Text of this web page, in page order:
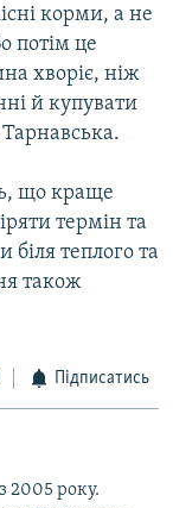
корми, а не
потім це
хворіє, ніж
й купувати
що краще
термін та
теплого та
також
Підписатись
2005 року.